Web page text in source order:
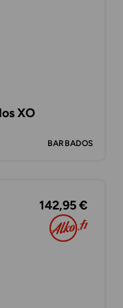
XO
BARBADOS
142,95 €